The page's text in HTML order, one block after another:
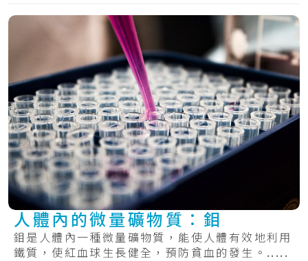
人體內的微量礦物質：鉬
鉬是人體內一種微量礦物質，能使人體有效地利用
鐵質，使紅血球生長健全，預防貧血的發生。.....